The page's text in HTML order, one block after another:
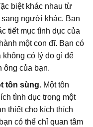
biệt khác nhau từ
người khác. Bạn
tiết mục tình dục của
một con đĩ. Bạn có
không có lý do gì để
ông của bạn.
tôn sùng. Một tôn
tình dục trong một
thiết cho kích thích
có thể chỉ quan tâm